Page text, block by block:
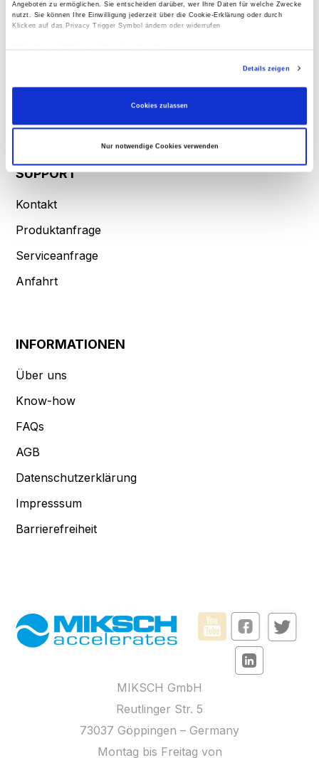
Angeboten zu ermöglichen. Sie entscheiden darüber, wer Ihre Daten für welche Zwecke
nutzt. Sie können Ihre Einwilligung jederzeit über die Cookie-Erklärung oder durch
Klicken auf das Privacy Trigger Symbol ändern oder widerrufen
Erfahren Sie mehr darüber, wie Ihre persönlichen Daten verarbeitet werden, und legen
soziale Medien anbieten zu können und die Zugriffe auf unsere Website zu analysieren.
Partner für soziale Medien, Werbung und Analysen weiter. Unsere Partner führen diese
Informationen möglicherweise mit weiteren Daten zusammen, die Sie ihnen bereitgestellt
Details zeigen
Cookies zulassen
Nur notwendige Cookies verwenden
Werkzeugmagazine
Werkzeugwechselsysteme
Zubehör
SUPPORT
Kontakt
Produktanfrage
Serviceanfrage
Anfahrt
INFORMATIONEN
Über uns
Know-how
FAQs
AGB
Datenschutzerklärung
Impresssum
Barrierefreiheit
MIKSCH GmbH
Reutlinger Str. 5
73037 Göppingen – Germany
Montag bis Freitag von